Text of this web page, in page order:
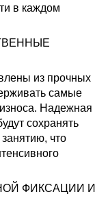
в каждом
из прочных
самые
Надежная
сохранять
что
ФИКСАЦИИ И